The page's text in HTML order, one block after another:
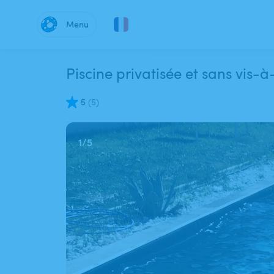
Menu
Piscine privatisée et sans vis-
5 (5)
1/5